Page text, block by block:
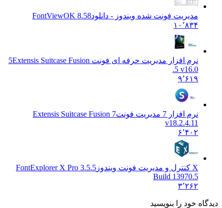
مدیریت فونت شده ویندوز - دانلود FontViewOK 8.58
۱۰٬۸۳۴
نرم افزار مدیریت حرفه ای فونت 5Extensis Suitcase Fusion
5 v16.0.
۹٬۶۱۹
نرم افزار 7 مدیریت فونت
Extensis Suitcase Fusion 7
v18.2.4.11
۶٬۴۰۲
FontExplorer X Pro 3.5.5
Build 13970.5
۳٬۲۶۲
خود را بنویسید